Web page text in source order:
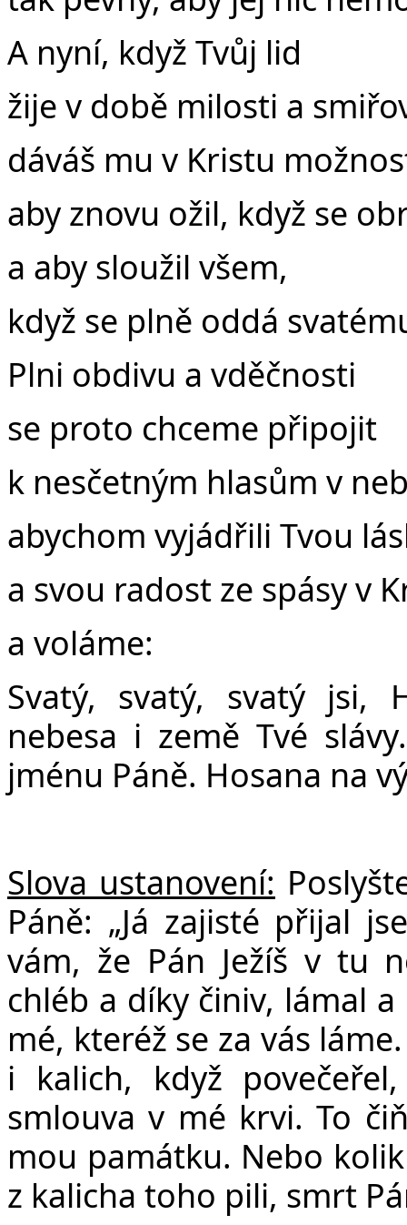
A nyní, když Tvůj lid
žije v době milosti a
dáváš mu v Kristu
aby znovu ožil, když se
a aby sloužil všem,
když se plně oddá
Plni obdivu a vděčnosti
se proto chceme připojit
k nesčetným hlasům v
abychom vyjádřili Tvou
a svou radost ze spásy v
a voláme:
Svatý, svatý, svatý jsi,
nebesa i země Tvé
jménu Páně. Hosana na
Slova ustanovení:
Páně: „Já zajisté přijal
vám, že Pán Ježíš v tu
chléb a díky činiv, lámal
mé, kteréž se za vás
i kalich, když
smlouva v mé krvi. To
mou památku. Nebo
z kalicha toho pili, smrt